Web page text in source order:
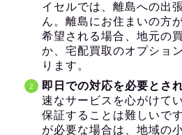
イセルでは、離島への出
ん。離島にお住まいの方
希望される場合、地元の
か、宅配買取のオプショ
ります。
即日での対応を必要とさ
速なサービスを心がけて
保証することは難しいで
が必要な場合は、地域の